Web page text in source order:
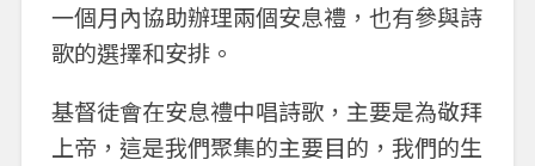
一個月內協助辦理兩個安息禮，也有參與詩
歌的選擇和安排。
基督徒會在安息禮中唱詩歌，主要是為敬拜
上帝，這是我們聚集的主要目的，我們的生